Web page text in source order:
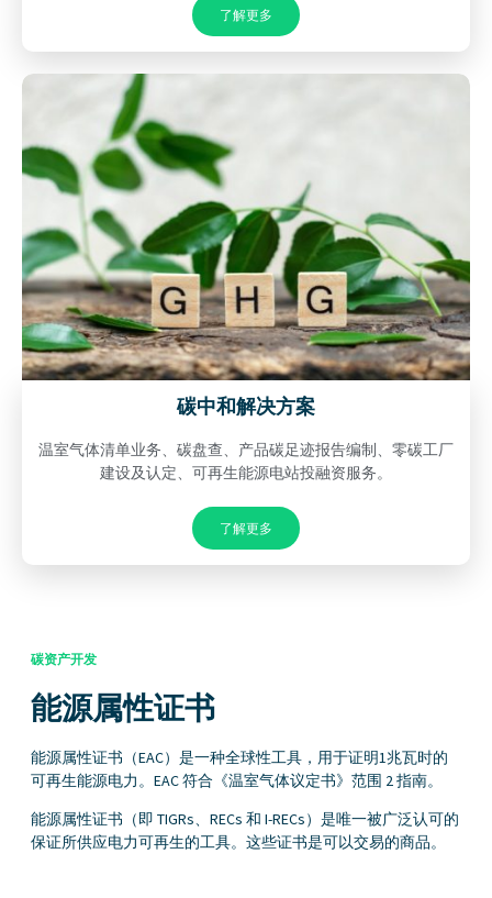
了解更多
碳中和解决方案
温室气体清单业务、碳盘查、产品碳足迹报告编制、零碳工厂
建设及认定、可再生能源电站投融资服务。
了解更多
碳资产开发
能源属性证书
能源属性证书（EAC）是一种全球性工具，用于证明1兆瓦时的
可再生能源电力。EAC 符合《温室气体议定书》范围 2 指南。
能源属性证书（即 TIGRs、RECs 和 I-RECs）是唯一被广泛认可的
保证所供应电力可再生的工具。这些证书是可以交易的商品。